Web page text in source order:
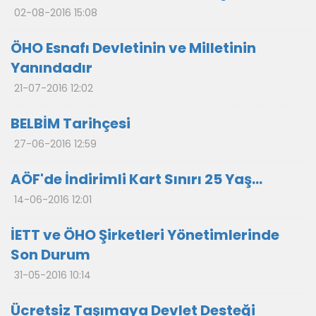
02-08-2016 15:08
ÖHO Esnafı Devletinin ve Milletinin
Yanındadır
21-07-2016 12:02
BELBİM Tarihçesi
27-06-2016 12:59
AÖF'de İndirimli Kart Sınırı 25 Yaş...
14-06-2016 12:01
İETT ve ÖHO Şirketleri Yönetimlerinde
Son Durum
31-05-2016 10:14
Ücretsiz Taşımaya Devlet Desteği